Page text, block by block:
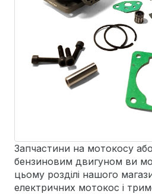
Запчастини на мотокосу
бензиновим двигуном ви
цьому розділі нашого
електричних мотокос і